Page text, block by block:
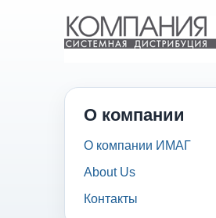
О компании
О компании ИМАГ
About Us
Контакты